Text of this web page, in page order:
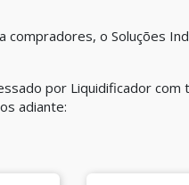
compradores, o Soluções
por Liquidificador
adiante: